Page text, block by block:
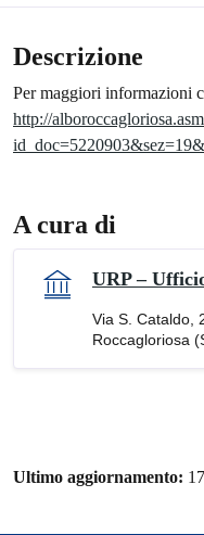
Descrizione
Per maggiori informazioni
http://
A cura di
URP –
Via S. Cataldo,
Roccagloriosa
Ultimo aggiornamento: